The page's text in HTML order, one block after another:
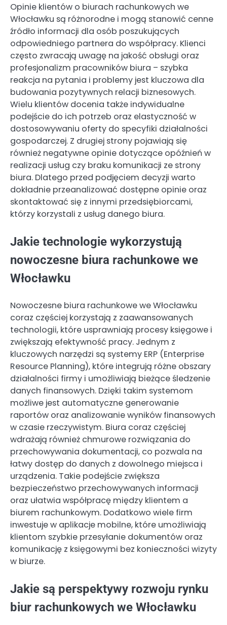
Opinie klientów o biurach rachunkowych we
Włocławku są różnorodne i mogą stanowić cenne
źródło informacji dla osób poszukujących
odpowiedniego partnera do współpracy. Klienci
często zwracają uwagę na jakość obsługi oraz
profesjonalizm pracowników biura – szybka
reakcja na pytania i problemy jest kluczowa dla
budowania pozytywnych relacji biznesowych.
Wielu klientów docenia także indywidualne
podejście do ich potrzeb oraz elastyczność w
dostosowywaniu oferty do specyfiki działalności
gospodarczej. Z drugiej strony pojawiają się
również negatywne opinie dotyczące opóźnień w
realizacji usług czy braku komunikacji ze strony
biura. Dlatego przed podjęciem decyzji warto
dokładnie przeanalizować dostępne opinie oraz
skontaktować się z innymi przedsiębiorcami,
którzy korzystali z usług danego biura.
Jakie technologie wykorzystują
nowoczesne biura rachunkowe we
Włocławku
Nowoczesne biura rachunkowe we Włocławku
coraz częściej korzystają z zaawansowanych
technologii, które usprawniają procesy księgowe i
zwiększają efektywność pracy. Jednym z
kluczowych narzędzi są systemy ERP (Enterprise
Resource Planning), które integrują różne obszary
działalności firmy i umożliwiają bieżące śledzenie
danych finansowych. Dzięki takim systemom
możliwe jest automatyczne generowanie
raportów oraz analizowanie wyników finansowych
w czasie rzeczywistym. Biura coraz częściej
wdrażają również chmurowe rozwiązania do
przechowywania dokumentacji, co pozwala na
łatwy dostęp do danych z dowolnego miejsca i
urządzenia. Takie podejście zwiększa
bezpieczeństwo przechowywanych informacji
oraz ułatwia współpracę między klientem a
biurem rachunkowym. Dodatkowo wiele firm
inwestuje w aplikacje mobilne, które umożliwiają
klientom szybkie przesyłanie dokumentów oraz
komunikację z księgowymi bez konieczności wizyty
w biurze.
Jakie są perspektywy rozwoju rynku
biur rachunkowych we Włocławku